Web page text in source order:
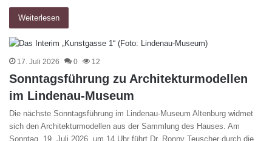
Weiterlesen
17. Juli 2026 0 12
Sonntagsführung zu Architekturmodellen
im Lindenau-Museum
Die nächste Sonntagsführung im Lindenau-Museum Altenburg widmet
sich den Architekturmodellen aus der Sammlung des Hauses. Am
Sonntag, 19. Juli 2026, um 14 Uhr führt Dr. Ronny Teuscher durch die